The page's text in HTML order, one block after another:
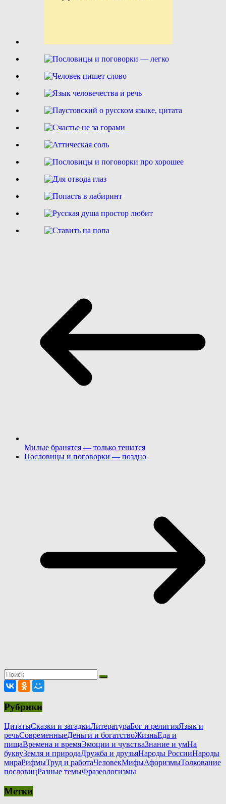
Милые бранятся — только тешатся
Пословицы и поговорки — поздно
Рубрики
ЦитатыСказки и загадкиЛитератураБог и религияЯзык и
речьСовременныеДеньги и богатствоЖизньЕда и
пищаВремена и времяЭмоции и чувстваЗнание и умНа
буквуЗемля и природаДружба и друзьяНароды РоссииНароды
мираРифмыТруд и работаЧеловекМифыАфоризмыТолкование
пословицРазные темыФразеологизмы
Метки